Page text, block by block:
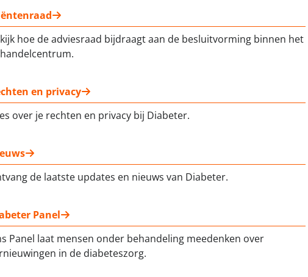
hoe de adviesraad bijdraagt aan de besluitvorming binnen het
en privacy
over je rechten en privacy bij Diabeter.
de laatste updates en nieuws van Diabeter.
Panel
Panel laat mensen onder behandeling meedenken over
in de diabeteszorg.